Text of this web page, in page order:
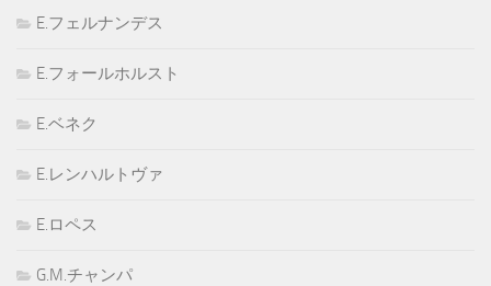
E.フェルナンデス
E.フォールホルスト
E.ベネク
E.レンハルトヴァ
E.ロペス
G.M.チャンパ